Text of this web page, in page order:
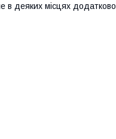
в деяких місцях додатково